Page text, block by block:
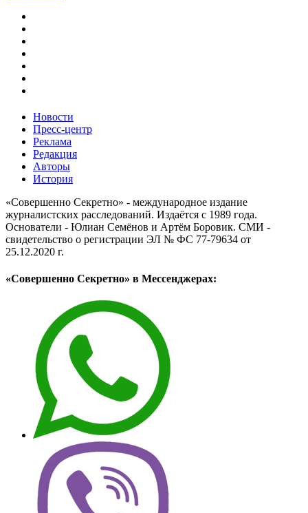
Новости
Пресс-центр
Реклама
Редакция
Авторы
История
«Совершенно Секретно» - международное издание
журналистских расследований. Издаётся с 1989 года.
Основатели - Юлиан Семёнов и Артём Боровик. CМИ -
свидетельство о регистрации ЭЛ № ФС 77-79634 от
25.12.2020 г.
«Совершенно Секретно» в Мессенджерах: